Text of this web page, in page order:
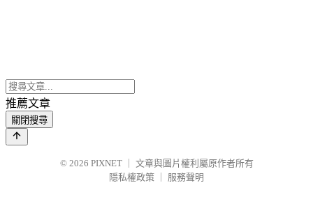
推薦文章
關閉搜尋
© 2026 PIXNET
文章與圖片權利屬原作者所有
隱私權政策
服務聲明